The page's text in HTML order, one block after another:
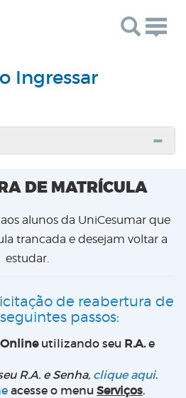
Ingressar
DE MATRÍCULA
alunos da UniCesumar que
trancada e desejam voltar a
estudar.
de reabertura de
passos:
utilizando seu R.A.e
R.A. e Senha, clique aqui.
acesse o menu Serviços.